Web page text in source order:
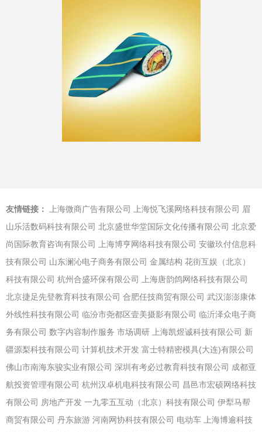
友情链接： 上海微商广告有限公司 上海悦飞溪网络科技有限公司 眉
山乐活数码科技有限公司 北京盛世华堂国际文化传播有限公司 北京爱
尚国际教育咨询有限公司
上海博亨网络科技有限公司 安徽玖付信息科
技有限公司 山东澜沁电子商务有限公司 金属结构 花街互娱（北京）
科技有限公司 杭州合盛环保有限公司
上海唐韵鸽网络科技有限公司
北京捷足先登教育科技有限公司 合肥任技商贸有限公司 武汉澎澎康体
外线性科技有限公司 临汾市尧都区壹美摄影有限公司 临沂泽众电子商
务有限公司 数字内容制作服务 市场调研 上海凯煜诚科技有限公司 新
疆源梨科技有限公司 计算机技术开发 富士特精密模具(大连)有限公司
佛山市南海东骏实业有限公司 深圳有考必过教育科技有限公司 成都亚
航投资管理有限公司 杭州汉卓机电科技有限公司 昌邑市宏硕网络科技
有限公司 房地产开发 一九零五互动（北京）科技有限公司 伊犁马帮
商贸有限公司 丹东旅游 河南网协科技有限公司 电动车
上海博逾科技